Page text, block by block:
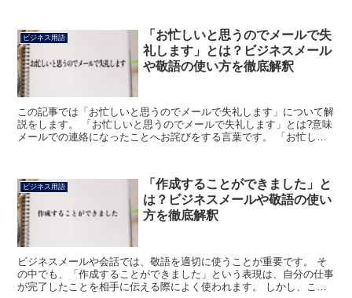
ビジネス用語
「お忙しいと思うのでメールで失
礼します」とは？ビジネスメール
や敬語の使い方を徹底解釈
この記事では「お忙しいと思うのでメールで失礼します」について解
説をします。 「お忙しいと思うのでメールで失礼します」とは?意味
メールでの連絡になったことへお詫びをする言葉です。 「お忙し
ビジネス用語
「作成することができました」と
は？ビジネスメールや敬語の使い
方を徹底解釈
ビジネスメールや会話では、敬語を適切に使うことが重要です。 そ
の中でも、「作成することができました」という表現は、自分の仕事
が完了したことを相手に伝える際によく使われます。 しかし、この